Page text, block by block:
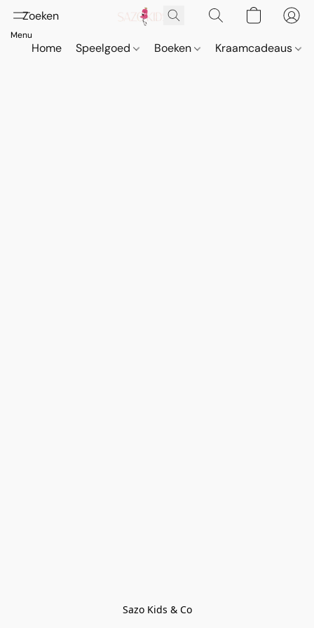
Home Speelgoed Boeken Kraamcadeaus
Sazo Kids & Co